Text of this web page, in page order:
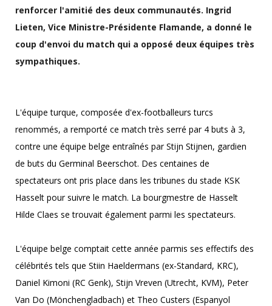
renforcer l'amitié des deux communautés. Ingrid
Lieten, Vice Ministre-Présidente Flamande, a donné le
coup d'envoi du match qui a opposé deux équipes très
sympathiques.
L'équipe turque, composée d'ex-footballeurs turcs
renommés, a remporté ce match très serré par 4 buts à 3,
contre une équipe belge entraînés par Stijn Stijnen, gardien
de buts du Germinal Beerschot. Des centaines de
spectateurs ont pris place dans les tribunes du stade KSK
Hasselt pour suivre le match. La bourgmestre de Hasselt
Hilde Claes se trouvait également parmi les spectateurs.
L'équipe belge comptait cette année parmis ses effectifs des
célébrités tels que Stiin Haeldermans (ex-Standard, KRC),
Daniel Kimoni (RC Genk), Stijn Vreven (Utrecht, KVM), Peter
Van Do (Mönchengladbach) et Theo Custers (Espanyol